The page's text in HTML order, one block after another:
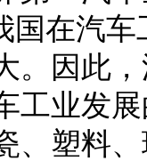
国在汽
。因此
工业发
、塑料